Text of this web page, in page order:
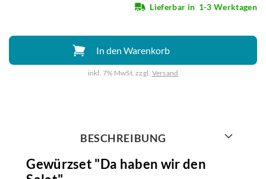
Lieferbar in 1-3 Werktagen
In den Warenkorb
inkl. 7% MwSt. zzgl. Versand
Weiter mit
BESCHREIBUNG
Gewürzset "Da haben wir den